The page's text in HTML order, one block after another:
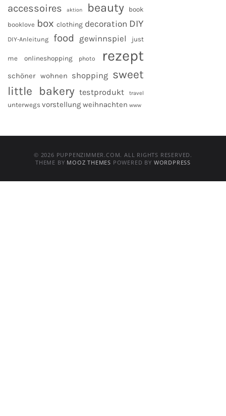
accessoires aktion beauty
book
booklove box clothing decoration DIY
DIY-Anleitung food gewinnspiel just
me onlineshopping photo rezept
schöner wohnen shopping sweet
little bakery testprodukt travel
unterwegs vorstellung weihnachten www
© 2026 PUPPENZIMMER.COM. ALL RIGHTS RESERVED.
THEME BY MOOZ THEMES POWERED BY WORDPRESS